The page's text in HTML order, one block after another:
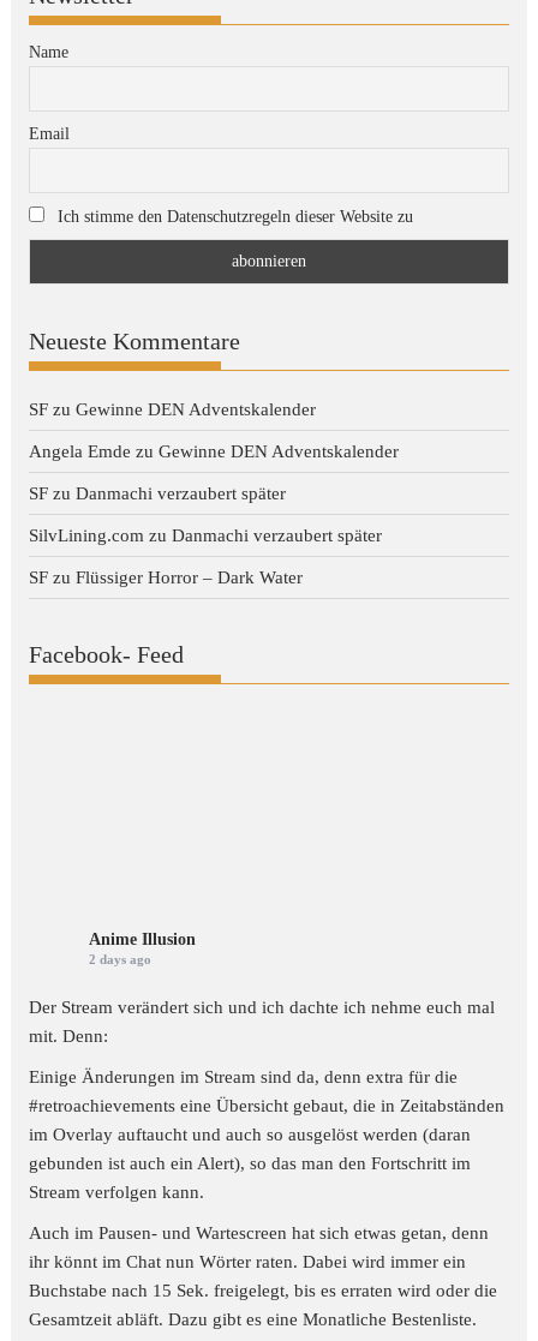
Name
Email
Ich stimme den Datenschutzregeln dieser Website zu
Neueste Kommentare
SF zuGewinne DEN Adventskalender
Angela Emde zuGewinne DEN Adventskalender
SF zuDanmachi verzaubert später
SilvLining.com zuDanmachi verzaubert später
SF zuFlüssiger Horror – Dark Water
Facebook- Feed
Anime Illusion
2 days ago
Der Stream verändert sich und ich dachte ich nehme euch mal
mit. Denn:
Einige Änderungen im Stream sind da, denn extra für die
#retroachievements eine Übersicht gebaut, die in Zeitabständen
im Overlay auftaucht und auch so ausgelöst werden (daran
gebunden ist auch ein Alert), so das man den Fortschritt im
Stream verfolgen kann.
Auch im Pausen- und Wartescreen hat sich etwas getan, denn
ihr könnt im Chat nun Wörter raten. Dabei wird immer ein
Buchstabe nach 15 Sek. freigelegt, bis es erraten wird oder die
Gesamtzeit abläft. Dazu gibt es eine Monatliche Bestenliste.